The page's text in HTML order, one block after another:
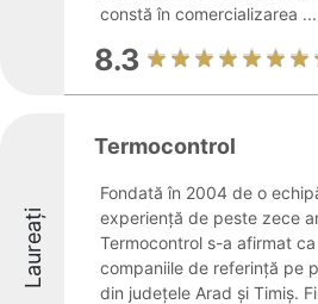
constă în comercializarea ...
8.3
Laureați
Termocontrol
Fondată în 2004 de o
experiență de peste zece
Termocontrol s-a afirmat
companiile de referință pe
din județele Arad și Timiș.